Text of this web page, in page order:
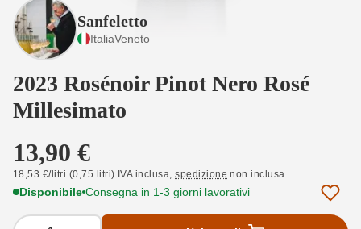
Sanfeletto
ItaliaVeneto
2023 Rosénoir Pinot Nero Rosé
Millesimato
13,90 €
18,53 €/litri (0,75 litri) IVA inclusa,spedizione non inclusa
Disponibile Consegna in 1-3 giorni lavorativi